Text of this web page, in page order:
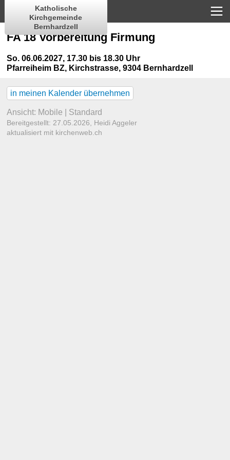
Katholische
Kirchgemeinde
Bernhardzell
FA 18 Vorbereitung Firmung
So. 06.06.2027, 17.30 bis 18.30 Uhr
Pfarreiheim BZ, Kirchstrasse, 9304 Bernhardzell
in meinen Kalender übernehmen
Ansicht: Mobile Standard
Bereitgestellt: 27.05.2026, Heidi Aggeler
aktualisiert mit kirchenweb.ch